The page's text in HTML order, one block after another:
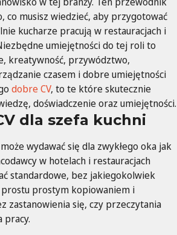
co musisz wiedzieć, aby przygotować
kucharze pracują w restauracjach i
umiejętności do tej roli to
kreatywność, przywództwo,
czasem i dobre umiejętności
dobre CV, to te które skutecznie
doświadczenie oraz umiejętności.
dla szefa kuchni
wydawać się dla zwykłego oka jak
w hotelach i restauracjach
standardowe, bez jakiegokolwiek
prostym kopiowaniem i
zastanowienia się, czy przeczytania
pracy.